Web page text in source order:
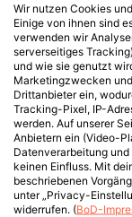
Wir nutzen Cookies
Einige von ihnen sind
verwenden wir
serverseitiges
und wie sie genutzt
Marketingzwecken
Drittanbieter ein,
Tracking-Pixel, IP-
werden. Auf unserer
Anbietern ein (Video-
Datenverarbeitung
keinen Einfluss. Mit
beschriebenen
unter „Privacy-
widerrufen. (BoD-